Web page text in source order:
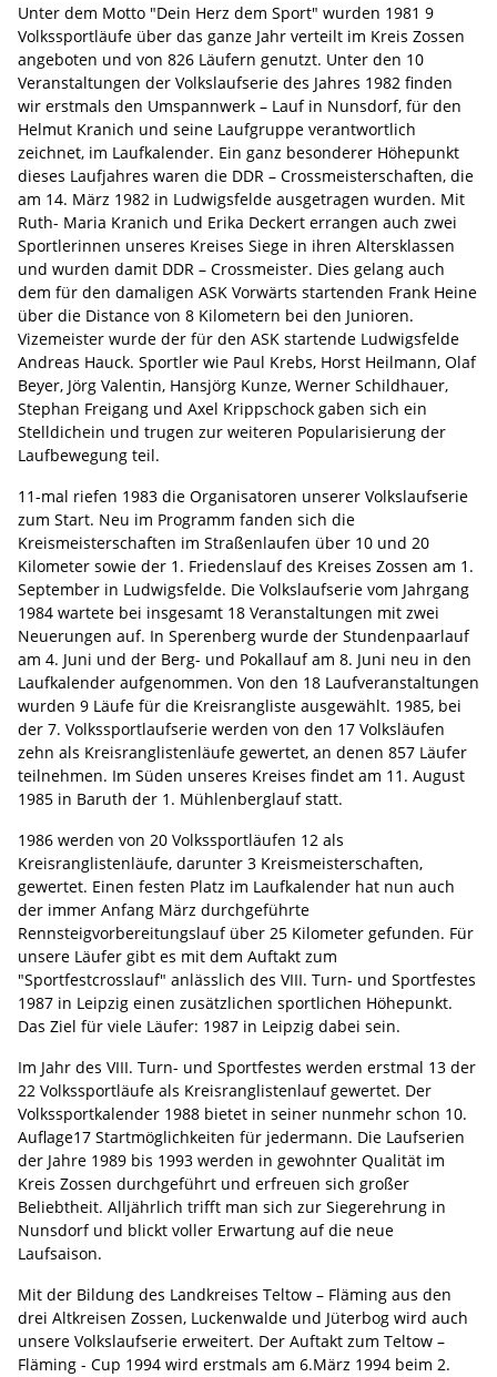
Unter dem Motto "Dein Herz dem Sport" wurden 1981 9
Volkssportläufe über das ganze Jahr verteilt im Kreis Zossen
angeboten und von 826 Läufern genutzt. Unter den 10
Veranstaltungen der Volkslaufserie des Jahres 1982 finden
wir erstmals den Umspannwerk – Lauf in Nunsdorf, für den
Helmut Kranich und seine Laufgruppe verantwortlich
zeichnet, im Laufkalender. Ein ganz besonderer Höhepunkt
dieses Laufjahres waren die DDR – Crossmeisterschaften, die
am 14. März 1982 in Ludwigsfelde ausgetragen wurden. Mit
Ruth- Maria Kranich und Erika Deckert errangen auch zwei
Sportlerinnen unseres Kreises Siege in ihren Altersklassen
und wurden damit DDR – Crossmeister. Dies gelang auch
dem für den damaligen ASK Vorwärts startenden Frank Heine
über die Distance von 8 Kilometern bei den Junioren.
Vizemeister wurde der für den ASK startende Ludwigsfelde
Andreas Hauck. Sportler wie Paul Krebs, Horst Heilmann, Olaf
Beyer, Jörg Valentin, Hansjörg Kunze, Werner Schildhauer,
Stephan Freigang und Axel Krippschock gaben sich ein
Stelldichein und trugen zur weiteren Popularisierung der
Laufbewegung teil.
11-mal riefen 1983 die Organisatoren unserer Volkslaufserie
zum Start. Neu im Programm fanden sich die
Kreismeisterschaften im Straßenlaufen über 10 und 20
Kilometer sowie der 1. Friedenslauf des Kreises Zossen am 1.
September in Ludwigsfelde. Die Volkslaufserie vom Jahrgang
1984 wartete bei insgesamt 18 Veranstaltungen mit zwei
Neuerungen auf. In Sperenberg wurde der Stundenpaarlauf
am 4. Juni und der Berg- und Pokallauf am 8. Juni neu in den
Laufkalender aufgenommen. Von den 18 Laufveranstaltungen
wurden 9 Läufe für die Kreisrangliste ausgewählt. 1985, bei
der 7. Volkssportlaufserie werden von den 17 Volksläufen
zehn als Kreisranglistenläufe gewertet, an denen 857 Läufer
teilnehmen. Im Süden unseres Kreises findet am 11. August
1985 in Baruth der 1. Mühlenberglauf statt.
1986 werden von 20 Volkssportläufen 12 als
Kreisranglistenläufe, darunter 3 Kreismeisterschaften,
gewertet. Einen festen Platz im Laufkalender hat nun auch
der immer Anfang März durchgeführte
Rennsteigvorbereitungslauf über 25 Kilometer gefunden. Für
unsere Läufer gibt es mit dem Auftakt zum
"Sportfestcrosslauf" anlässlich des VIII. Turn- und Sportfestes
1987 in Leipzig einen zusätzlichen sportlichen Höhepunkt.
Das Ziel für viele Läufer: 1987 in Leipzig dabei sein.
Im Jahr des VIII. Turn- und Sportfestes werden erstmal 13 der
22 Volkssportläufe als Kreisranglistenlauf gewertet. Der
Volkssportkalender 1988 bietet in seiner nunmehr schon 10.
Auflage17 Startmöglichkeiten für jedermann. Die Laufserien
der Jahre 1989 bis 1993 werden in gewohnter Qualität im
Kreis Zossen durchgeführt und erfreuen sich großer
Beliebtheit. Alljährlich trifft man sich zur Siegerehrung in
Nunsdorf und blickt voller Erwartung auf die neue
Laufsaison.
Mit der Bildung des Landkreises Teltow – Fläming aus den
drei Altkreisen Zossen, Luckenwalde und Jüterbog wird auch
unsere Volkslaufserie erweitert. Der Auftakt zum Teltow –
Fläming - Cup 1994 wird erstmals am 6.März 1994 beim 2.